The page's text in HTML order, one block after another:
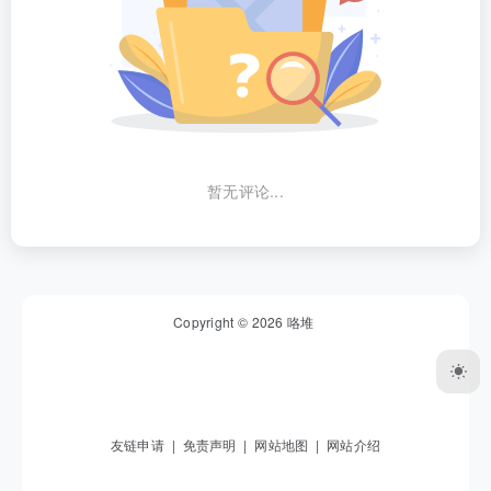
暂无评论...
Copyright © 2026咯堆
友链申请 | 免责声明 | 网站地图 | 网站介绍